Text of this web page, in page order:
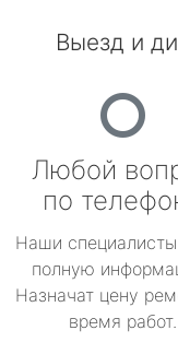
Выезд и
Любой
по
Наши
полную
Назначат цену
время работ.